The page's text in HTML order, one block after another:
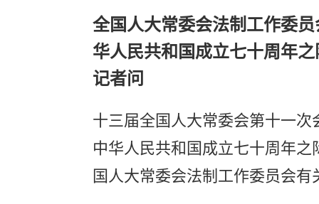
全国人大常委会法制工作委
华人民共和国成立七十周年
记者问
十三届全国人大常委会第十一
中华人民共和国成立七十周年
国人大常委会法制工作委员会